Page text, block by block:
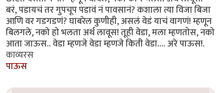
बरं, पडायचं तर गुपचूप पडावं नं पावसानं? कशाला त्या विजा बिजा
आणि वर गडगडणं? घाबरेल कुणीही, असलं वेडं याचं वागणं! म्हणून
बिलगले, नको हो भलता अर्थ लावूस! तूही वेडा, मला म्हणतोस, नको
आता जाऊस.. वेडा म्हणजे वेडा म्हणजे किती वेडा.... अरे पाऊस!.
काव्यरस
पाऊस